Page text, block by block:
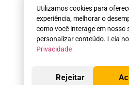
Utilizamos cookies para
experiência, melhorar o
como você interage em nosso
personalizar conteúdo. Leia
Privacidade
Rejeitar